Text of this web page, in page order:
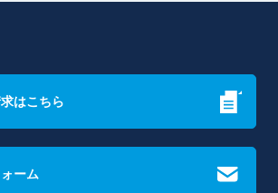
はこちら
ーム